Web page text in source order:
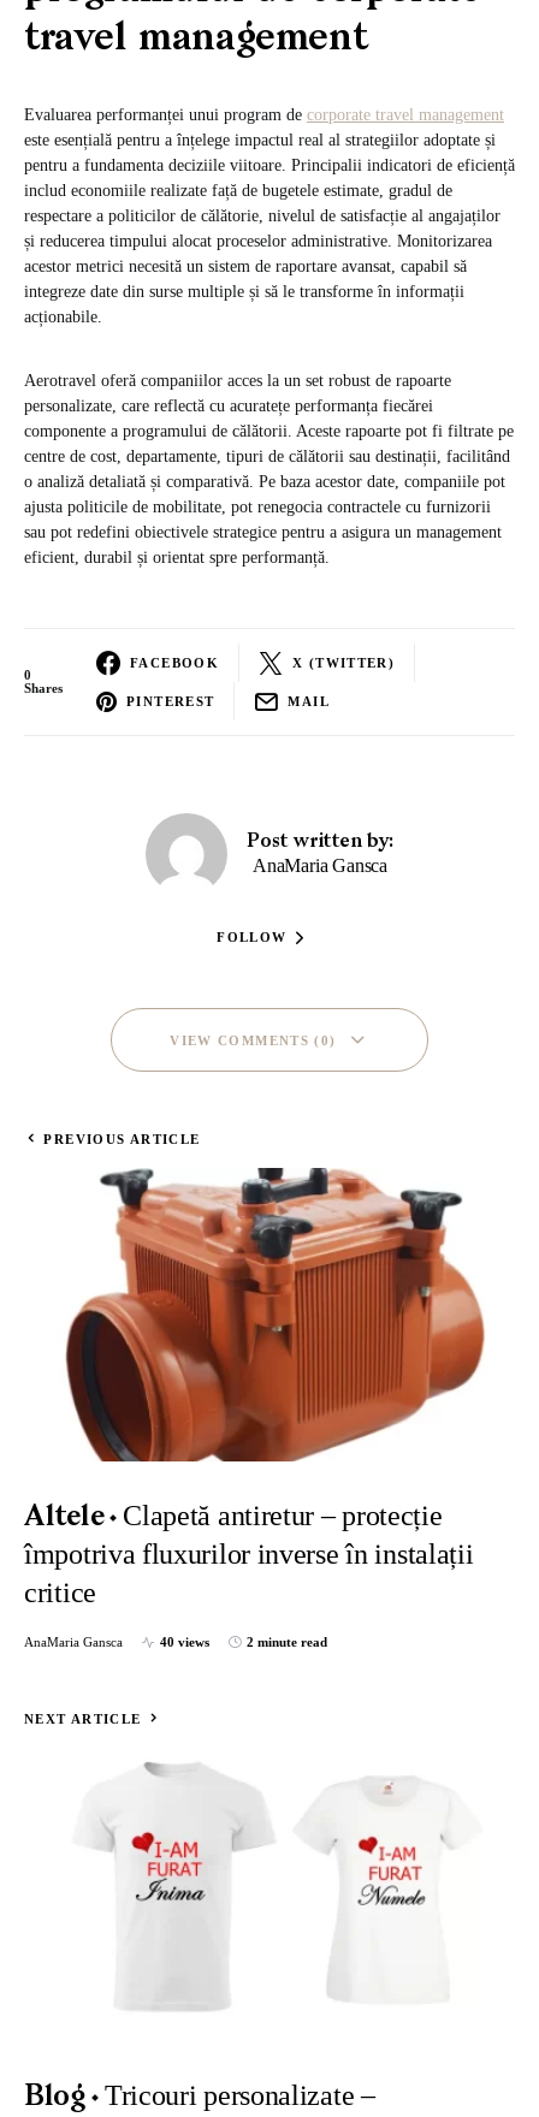
travel management
Evaluarea performanței unui program de corporate travel management
este esențială pentru a înțelege impactul real al strategiilor adoptate și
pentru a fundamenta deciziile viitoare. Principalii indicatori de eficiență
includ economiile realizate față de bugetele estimate, gradul de
respectare a politicilor de călătorie, nivelul de satisfacție al angajaților
și reducerea timpului alocat proceselor administrative. Monitorizarea
acestor metrici necesită un sistem de raportare avansat, capabil să
integreze date din surse multiple și să le transforme în informații
acționabile.
Aerotravel oferă companiilor acces la un set robust de rapoarte
personalizate, care reflectă cu acuratețe performanța fiecărei
componente a programului de călătorii. Aceste rapoarte pot fi filtrate pe
centre de cost, departamente, tipuri de călătorii sau destinații, facilitând
o analiză detaliată și comparativă. Pe baza acestor date, companiile pot
ajusta politicile de mobilitate, pot renegocia contractele cu furnizorii
sau pot redefini obiectivele strategice pentru a asigura un management
eficient, durabil și orientat spre performanță.
0
Shares
FACEBOOK X (TWITTER)
PINTEREST MAIL
Post written by:
AnaMaria Gansca
FOLLOW
VIEW COMMENTS (0)
PREVIOUS ARTICLE
Altele
Clapetă antiretur – protecție
împotriva fluxurilor inverse în instalații
critice
AnaMaria Gansca 40 views 2 minute read
NEXT ARTICLE
Blog
Tricouri personalizate –